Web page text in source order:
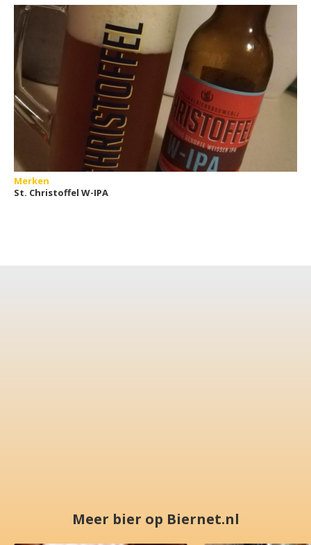
Merken
St. Christoffel W-IPA
Meer bier op Biernet.nl